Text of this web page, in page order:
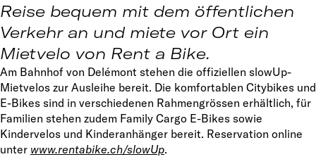
Reise bequem mit dem öffentlichen
Verkehr an und miete vor Ort ein
Mietvelo von Rent a Bike.
Am Bahnhof von Delémont stehen die offiziellen slowUp-
Mietvelos zur Ausleihe bereit. Die komfortablen Citybikes und
E-Bikes sind in verschiedenen Rahmengrössen erhältlich, für
Familien stehen zudem Family Cargo E-Bikes sowie
Kindervelos und Kinderanhänger bereit. Reservation online
unter www.rentabike.ch/slowUp.